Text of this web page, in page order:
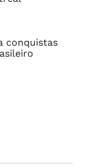
conquistas